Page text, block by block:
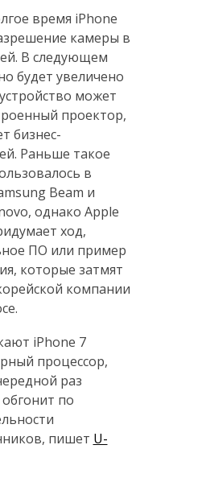
время iPhone
камеры в
В следующем
будет увеличено
может
проектор,
бизнес-
Раньше такое
в
Beam и
однако Apple
ход,
ПО или пример
которые затмят
компании
iPhone 7
процессор,
раз
по
пишет U-